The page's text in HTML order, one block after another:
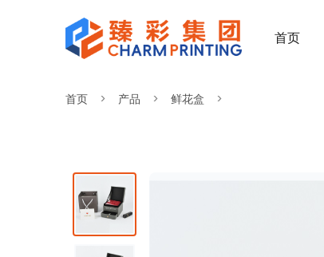
首页
首页 产品 鲜花盒